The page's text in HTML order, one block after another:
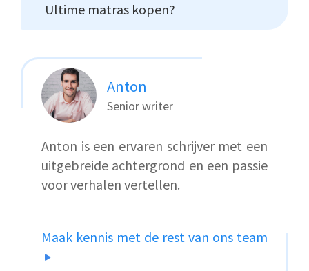
Ultime matras kopen?
Anton
Senior writer
Anton is een ervaren schrijver met een
uitgebreide achtergrond en een passie
voor verhalen vertellen.
Maak kennis met de rest van ons team